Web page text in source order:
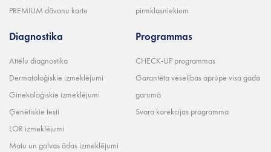
PREMIUM dāvanu karte
pirmklasniekiem
Diagnostika
Attēlu diagnostika
Dermatoloģiskie izmeklējumi
Ginekoloģiskie izmeklējumi
Ģenētiskie testi
LOR izmeklējumi
Matu un galvas ādas izmeklējumi
Programmas
CHECK-UP programmas
Garantēta veselības aprūpe visa gada
garumā
Svara korekcijas programma